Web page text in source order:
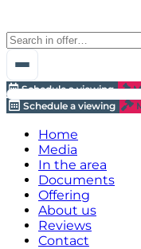
Schedule a viewing
Schedule a viewing
Home
Media
In the area
Documents
Offering
About us
Reviews
Contact